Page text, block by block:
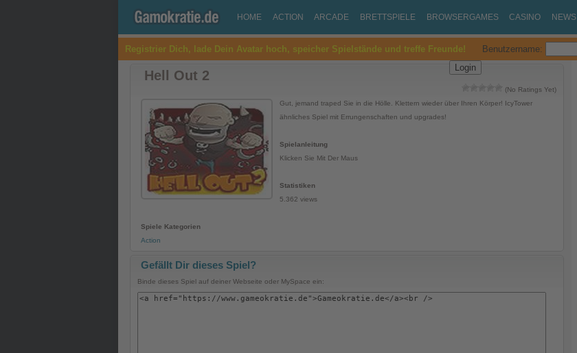
HOME ACTION ARCADE BRETTSPIELE BROWSERGAMES CASINO NEWS
Registrier Dich, lade Dein Avatar hoch, speicher Spielstände und treffe Freunde! Benutzername:
Hell Out 2
(No Ratings Yet)
Gut, jemand traped Sie in die Hölle. Klettern wieder über Ihren Körper! IcyTower
ähnliches Spiel mit Errungenschaften und upgrades!
Spielanleitung
Klicken Sie Mit Der Maus
Statistiken
5.362 views
Spiele Kategorien
Action
Gefällt Dir dieses Spiel?
Binde dieses Spiel auf deiner Webseite oder MySpace ein: